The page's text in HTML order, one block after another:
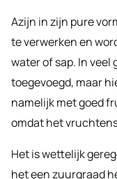
Azijn in zijn pure
te verwerken en
water of sap. In veel
toegevoegd, maar
namelijk met goed
omdat het
Het is wettelijk
het een zuurgraad